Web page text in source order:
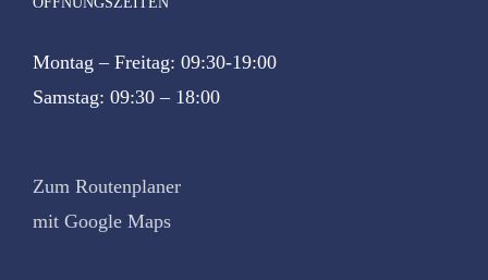
Montag – Freitag: 09:30-19:00
Samstag: 09:30 – 18:00
Zum Routenplaner
mit Google Maps